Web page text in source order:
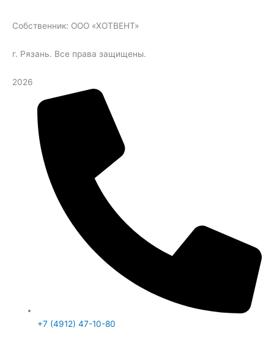
Собственник: ООО «ХОТВЕНТ»
г. Рязань. Все права защищены.
2026
+7 (4912) 47-10-80